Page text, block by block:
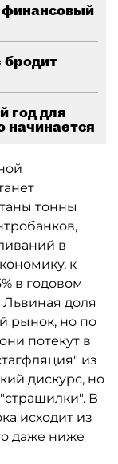
бродит
год для
начинается
тонны
в
к
в годовом
Львиная доля
рынок, но по
потекут в
из
дискурс, но
В
исходит из
даже ниже